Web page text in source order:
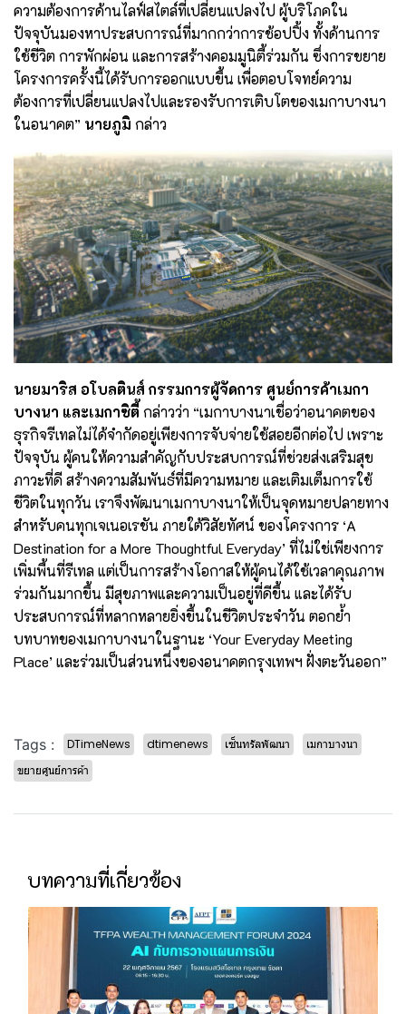
ความต้องการด้านไลฟ์สไตล์ที่เปลี่ยนแปลงไป ผู้บริโภคใน
ปัจจุบันมองหาประสบการณ์ที่มากกว่าการช้อปปิ้ง ทั้งด้านการ
ใช้ชีวิต การพักผ่อน และการสร้างคอมมูนิตี้ร่วมกัน ซึ่งการขยาย
โครงการครั้งนี้ได้รับการออกแบบขึ้น เพื่อตอบโจทย์ความ
ต้องการที่เปลี่ยนแปลงไปและรองรับการเติบโตของเมกาบางนา
ในอนาคต” นายภูมิ กล่าว
นายมาริส อโบลตินส์ กรรมการผู้จัดการ ศูนย์การค้าเมกา
บางนา และเมกาซิตี้ กล่าวว่า “เมกาบางนาเชื่อว่าอนาคตของ
ธุรกิจรีเทลไม่ได้จำกัดอยู่เพียงการจับจ่ายใช้สอยอีกต่อไป เพราะ
ปัจจุบัน ผู้คนให้ความสำคัญกับประสบการณ์ที่ช่วยส่งเสริมสุข
ภาวะที่ดี สร้างความสัมพันธ์ที่มีความหมาย และเติมเต็มการใช้
ชีวิตในทุกวัน เราจึงพัฒนาเมกาบางนาให้เป็นจุดหมายปลายทาง
สำหรับคนทุกเจเนอเรชัน ภายใต้วิสัยทัศน์ ของโครงการ ‘A
Destination for a More Thoughtful Everyday’ ที่ไม่ใช่เพียงการ
เพิ่มพื้นที่รีเทล แต่เป็นการสร้างโอกาสให้ผู้คนได้ใช้เวลาคุณภาพ
ร่วมกันมากขึ้น มีสุขภาพและความเป็นอยู่ที่ดีขึ้น และได้รับ
ประสบการณ์ที่หลากหลายยิ่งขึ้นในชีวิตประจำวัน ตอกย้ำ
บทบาทของเมกาบางนาในฐานะ ‘Your Everyday Meeting
Place’ และร่วมเป็นส่วนหนึ่งของอนาคตกรุงเทพฯ ฝั่งตะวันออก”
Tags : DTimeNews dtimenews เซ็นทรัลพัฒนา
เมกาบางนา
ขยายศูนย์การค้า
บทความที่เกี่ยวข้อง